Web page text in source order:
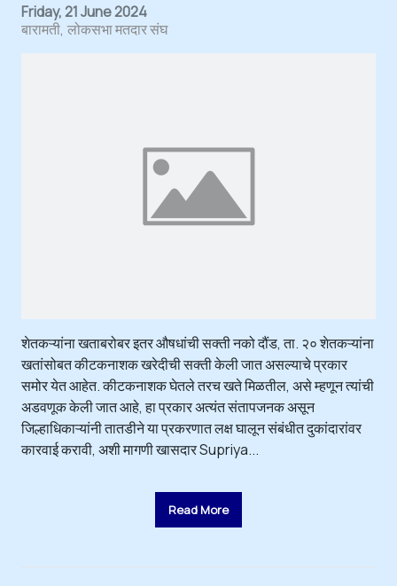
Friday, 21 June 2024
बारामती लोकसभा मतदार संघ
शेतकऱ्यांना खताबरोबर इतर औषधांची सक्ती नको दौंड, ता. २० शेतकऱ्यांना
खतांसोबत कीटकनाशक खरेदीची सक्ती केली जात असल्याचे प्रकार
समोर येत आहेत. कीटकनाशक घेतले तरच खते मिळतील, असे म्हणून त्यांची
अडवणूक केली जात आहे, हा प्रकार अत्यंत संतापजनक असून
जिल्हाधिकाऱ्यांनी तातडीने या प्रकरणात लक्ष घालून संबंधीत दुकांदारांवर
कारवाई करावी, अशी मागणी खासदार Supriya...
Read More